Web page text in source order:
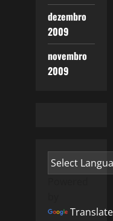
dezembro
2009
novembro
2009
Translate